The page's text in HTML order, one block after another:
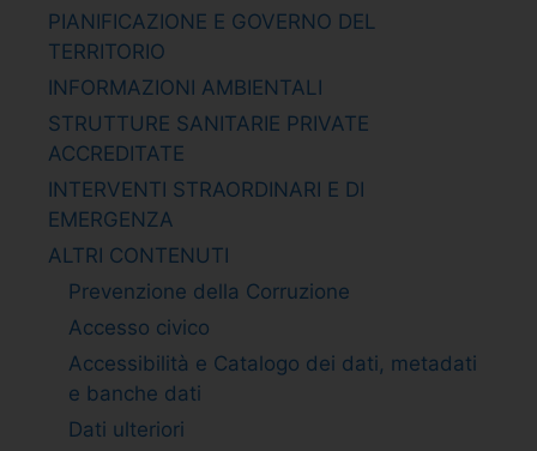
PIANIFICAZIONE E GOVERNO DEL
TERRITORIO
INFORMAZIONI AMBIENTALI
STRUTTURE SANITARIE PRIVATE
ACCREDITATE
INTERVENTI STRAORDINARI E DI
EMERGENZA
ALTRI CONTENUTI
Prevenzione della Corruzione
Accesso civico
Accessibilità e Catalogo dei dati, metadati
e banche dati
Dati ulteriori